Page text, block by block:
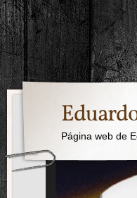
Página web de